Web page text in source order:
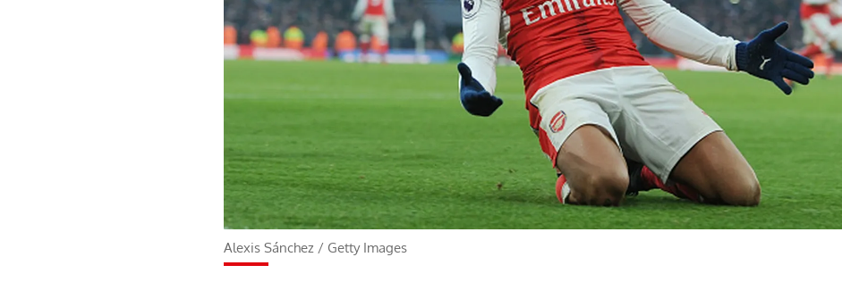
Alexis Sánchez / Getty Images